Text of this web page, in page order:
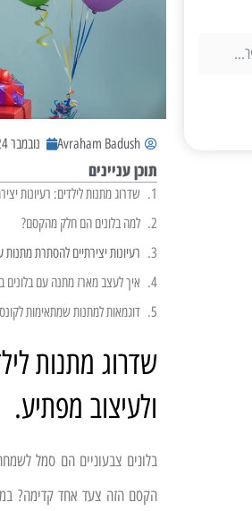
Avraham Badush נובמבר 24, 2024
תוכן עניינים
שדרוג מתנות לילדים: רעיונות
למה בלונים הם חלק מהקסם?
רעיונות יצירתיים להסתרת מתנות
איך לעצב מארז מתנה עם בלונים
דוגמאות למתנות שמתאימות
שדרוג מתנות
ולעיצוב מפתיע.
בלונים צבעוניים הם סמל
הקסם הזה צעד אחד קדימה?